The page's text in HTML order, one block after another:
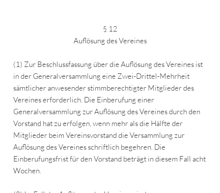
§ 12
Auflösung des Vereines
(1) Zur Beschlussfassung über die Auflösung des Vereines ist
in der Generalversammlung eine Zwei-Drittel-Mehrheit
sämtlicher anwesender stimmberechtigter Mitglieder des
Vereines erforderlich. Die Einberufung einer
Generalversammlung zur Auflösung des Vereines durch den
Vorstand hat zu erfolgen, wenn mehr als die Hälfte der
Mitglieder beim Vereinsvorstand die Versammlung zur
Auflösung des Vereines schriftlich begehren. Die
Einberufungsfrist für den Vorstand beträgt in diesem Fall acht
Wochen.